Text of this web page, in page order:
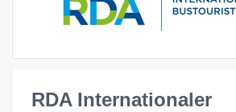
RDA Internationaler